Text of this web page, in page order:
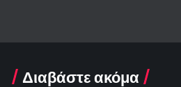
Διαβάστε ακόμα